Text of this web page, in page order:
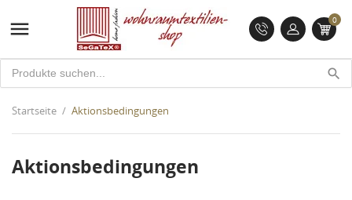
 0
search
Startseite Aktionsbedingungen
Aktionsbedingungen